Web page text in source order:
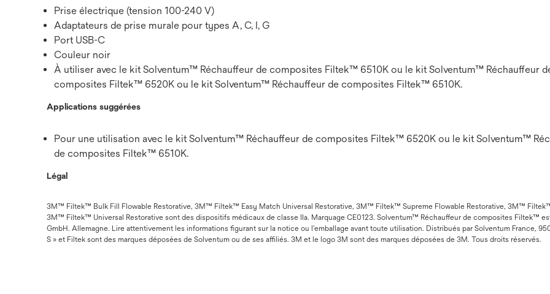
Prise électrique (tension 100-240 V)
Adaptateurs de prise murale pour types A, C, I, G
Port USB-C
Couleur noir
À utiliser avec le kit Solventum™ Réchauffeur de composites Filtek™ 6510K ou le kit Solventum™ Réchauffeur
composites Filtek™ 6520K ou le kit Solventum™ Réchauffeur de composites Filtek™ 6510K.
Applications suggérées
Pour une utilisation avec le kit Solventum™ Réchauffeur de composites Filtek™ 6520K ou le kit Solventum™
de composites Filtek™ 6510K.
Légal
3M™ Filtek™ Bulk Fill Flowable Restorative, 3M™ Filtek™ Easy Match Universal Restorative, 3M™ Filtek™ Supreme Flowable Restorative, 3M™
3M™ Filtek™ Universal Restorative sont des dispositifs médicaux de classe IIa. Marquage CE0123. Solventum™ Réchauffeur de composites Filtek™
GmbH. Allemagne. Lire attentivement les informations figurant sur la notice ou l’emballage avant toute utilisation. Distribués par Solventum France,
S » et Filtek sont des marques déposées de Solventum ou de ses affiliés. 3M et le logo 3M sont des marques déposées de 3M. Tous droits réservés.